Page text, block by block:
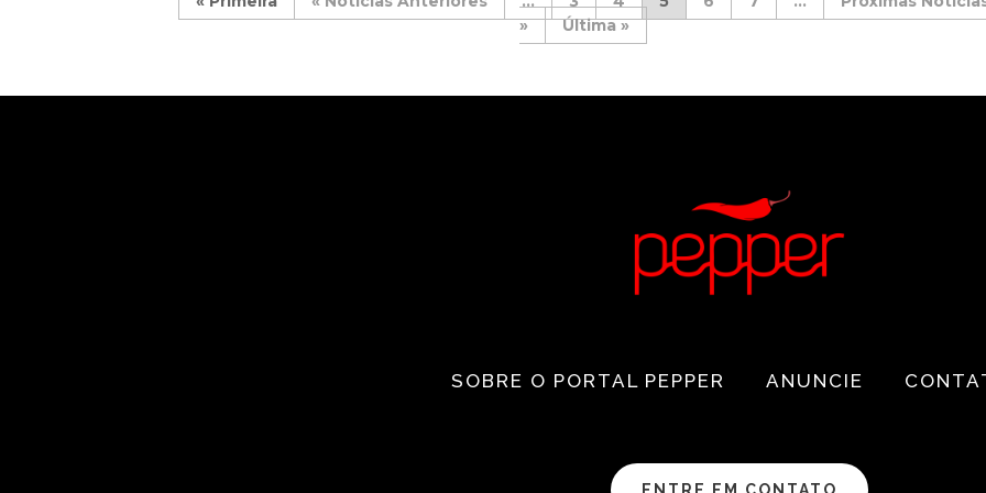
»
Última »
SOBRE O PORTAL PEPPER ANUNCIE
ENTRE EM CONTATO